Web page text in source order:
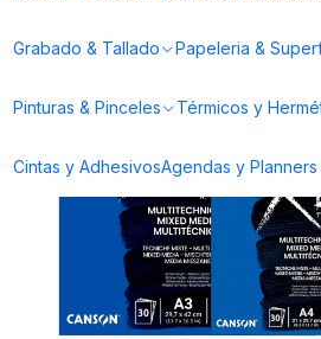
Grabado & Tallado Papeleria &
Pinturas & Pinceles Térmicos y
Cintas y AdhesivosAgendas y Planners